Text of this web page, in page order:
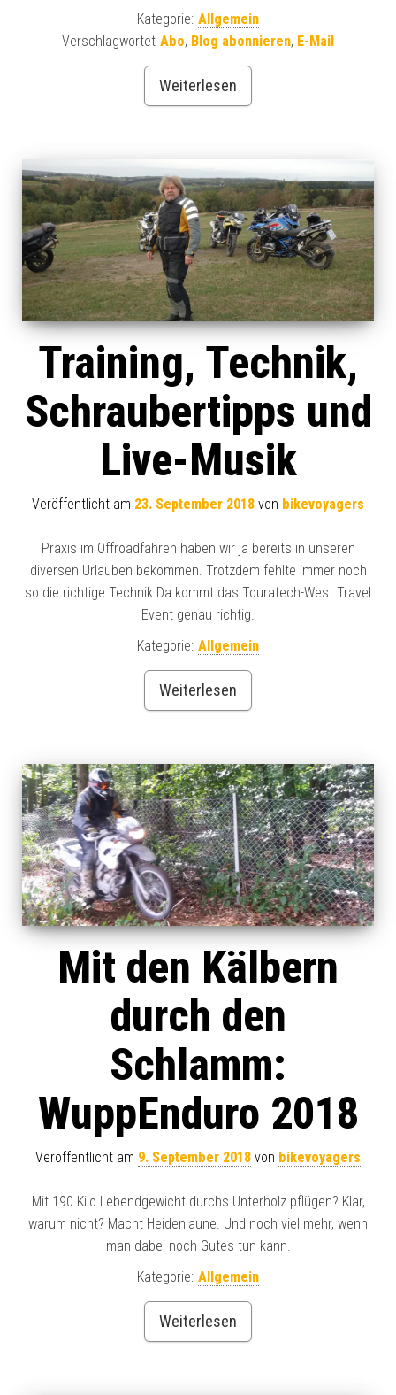
Kategorie: Allgemein
Verschlagwortet Abo, Blog abonnieren, E-Mail
Weiterlesen
Training, Technik,
Schraubertipps und
Live-Musik
Veröffentlicht am 23. September 2018 von bikevoyagers
Praxis im Offroadfahren haben wir ja bereits in unseren
diversen Urlauben bekommen. Trotzdem fehlte immer noch
so die richtige Technik.Da kommt das Touratech-West Travel
Event genau richtig.
Kategorie: Allgemein
Weiterlesen
Mit den Kälbern
durch den
Schlamm:
WuppEnduro 2018
Veröffentlicht am 9. September 2018 von bikevoyagers
Mit 190 Kilo Lebendgewicht durchs Unterholz pflügen? Klar,
warum nicht? Macht Heidenlaune. Und noch viel mehr, wenn
man dabei noch Gutes tun kann.
Kategorie: Allgemein
Weiterlesen